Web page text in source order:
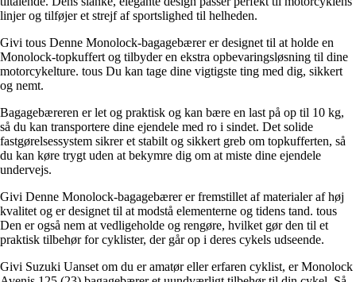
linjer og tilføjer et strejf af sportslighed til helheden.
Givi tous Denne Monolock-bagagebærer er designet til at holde en
Monolock-topkuffert og tilbyder en ekstra opbevaringsløsning til dine
motorcykelture. tous Du kan tage dine vigtigste ting med dig, sikkert
og nemt.
Bagagebæreren er let og praktisk og kan bære en last på op til 10 kg,
så du kan transportere dine ejendele med ro i sindet. Det solide
fastgørelsessystem sikrer et stabilt og sikkert greb om topkufferten, så
du kan køre trygt uden at bekymre dig om at miste dine ejendele
undervejs.
Givi Denne Monolock-bagagebærer er fremstillet af materialer af høj
kvalitet og er designet til at modstå elementerne og tidens tand. tous
Den er også nem at vedligeholde og rengøre, hvilket gør den til et
praktisk tilbehør for cyklister, der går op i deres cykels udseende.
Givi Suzuki Uanset om du er amatør eller erfaren cyklist, er Monolock